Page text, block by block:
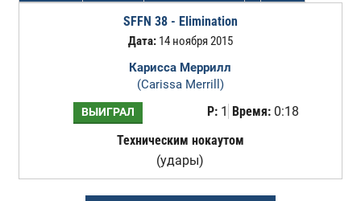
SFFN 38 - Elimination
Дата:14 ноября 2015
Карисса Меррилл
(Carissa Merrill)
ВЫИГРАЛ Р:1 Время:0:18
Техническим нокаутом
(удары)